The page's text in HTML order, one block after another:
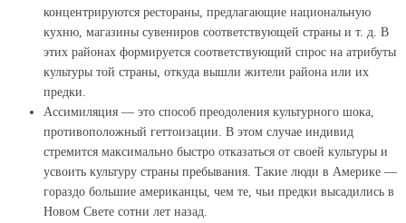
концентрируются рестораны, предлагающие национальную
кухню, магазины сувениров соответствующей страны и т. д. В
этих районах формируется соответствующий спрос на атрибуты
культуры той страны, откуда вышли жители района или их
предки.
Ассимиляция — это способ преодоления культурного шока,
противоположный геттоизации. В этом случае индивид
стремится максимально быстро отказаться от своей культуры и
усвоить культуру страны пребывания. Такие люди в Америке —
гораздо большие американцы, чем те, чьи предки высадились в
Новом Свете сотни лет назад.